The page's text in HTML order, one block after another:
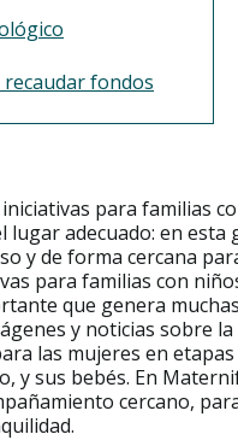
fondos
para familias
lugar adecuado: en esta
y de forma cercana
para familias con
que genera
y noticias sobre la
las mujeres en etapas
y sus bebés. En
cercano,